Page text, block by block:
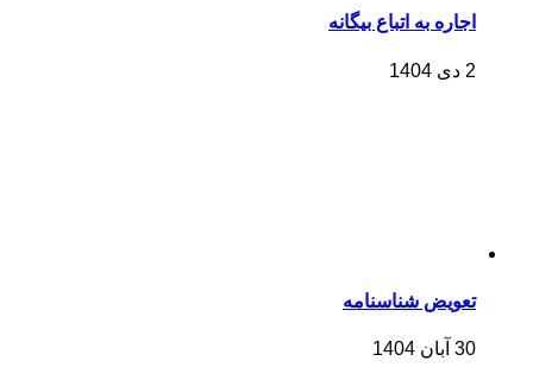
اجاره به اتباع بیگانه
2 دی 1404
تعویض شناسنامه
30 آبان 1404